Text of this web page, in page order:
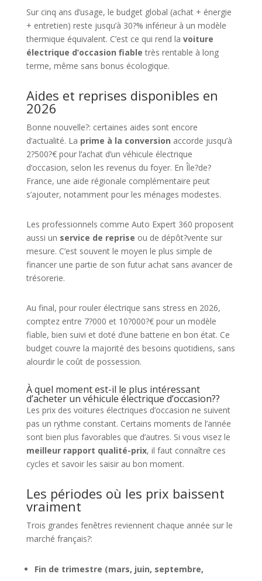
Sur cinq ans d’usage, le budget global (achat + énergie
+ entretien) reste jusqu’à 30?% inférieur à un modèle
thermique équivalent. C’est ce qui rend la voiture
électrique d’occasion fiable très rentable à long
terme, même sans bonus écologique.
Aides et reprises disponibles en
2026
Bonne nouvelle?: certaines aides sont encore
d’actualité. La prime à la conversion accorde jusqu’à
2?500?€ pour l’achat d’un véhicule électrique
d’occasion, selon les revenus du foyer. En Île?de?
France, une aide régionale complémentaire peut
s’ajouter, notamment pour les ménages modestes.
Les professionnels comme Auto Expert 360 proposent
aussi un service de reprise ou de dépôt?vente sur
mesure. C’est souvent le moyen le plus simple de
financer une partie de son futur achat sans avancer de
trésorerie.
Au final, pour rouler électrique sans stress en 2026,
comptez entre 7?000 et 10?000?€ pour un modèle
fiable, bien suivi et doté d’une batterie en bon état. Ce
budget couvre la majorité des besoins quotidiens, sans
alourdir le coût de possession.
À quel moment est-il le plus intéressant
d’acheter un véhicule électrique d’occasion??
Les prix des voitures électriques d’occasion ne suivent
pas un rythme constant. Certains moments de l’année
sont bien plus favorables que d’autres. Si vous visez le
meilleur rapport qualité-prix, il faut connaître ces
cycles et savoir les saisir au bon moment.
Les périodes où les prix baissent
vraiment
Trois grandes fenêtres reviennent chaque année sur le
marché français?:
Fin de trimestre (mars, juin, septembre,